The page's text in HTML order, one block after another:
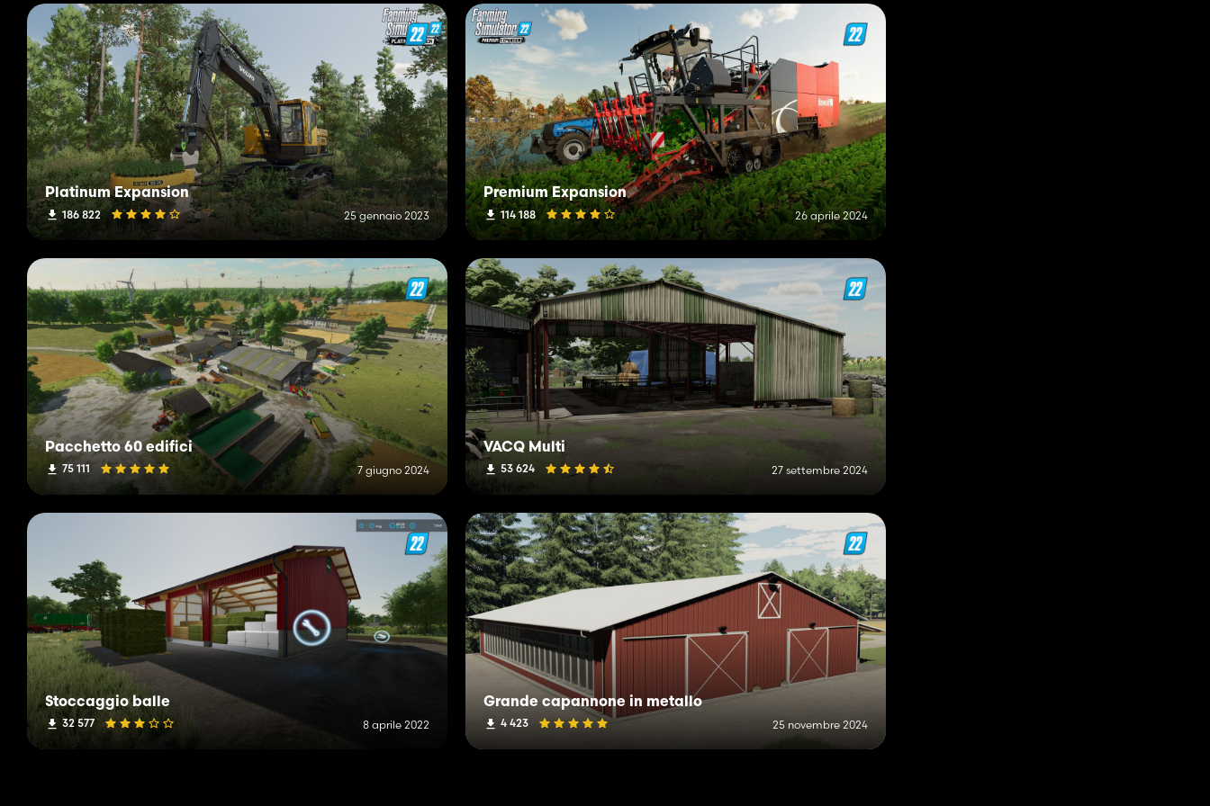
Platinum Expansion
186 822 25 gennaio 2023
Premium Expansion
114 188 26 aprile 2024
Pacchetto 60 edifici
75 111 7 giugno 2024
VACQ Multi
53 624 27 settembre 2024
Stoccaggio balle
32 577 8 aprile 2022
Grande capannone in metallo
4 423 25 novembre 2024